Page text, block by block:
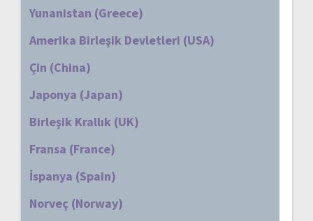
Yunanistan (Greece)
Amerika Birleşik Devletleri (USA)
Çin (China)
Japonya (Japan)
Birleşik Krallık (UK)
Fransa (France)
İspanya (Spain)
Norveç (Norway)